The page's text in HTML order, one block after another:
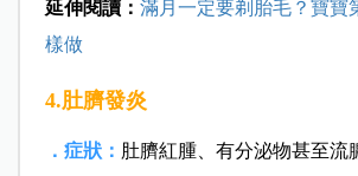
延伸閱讀： 滿月一定要剃胎毛？寶寶
樣做
4.肚臍發炎
．症狀： 肚臍紅腫、有分泌物甚至流